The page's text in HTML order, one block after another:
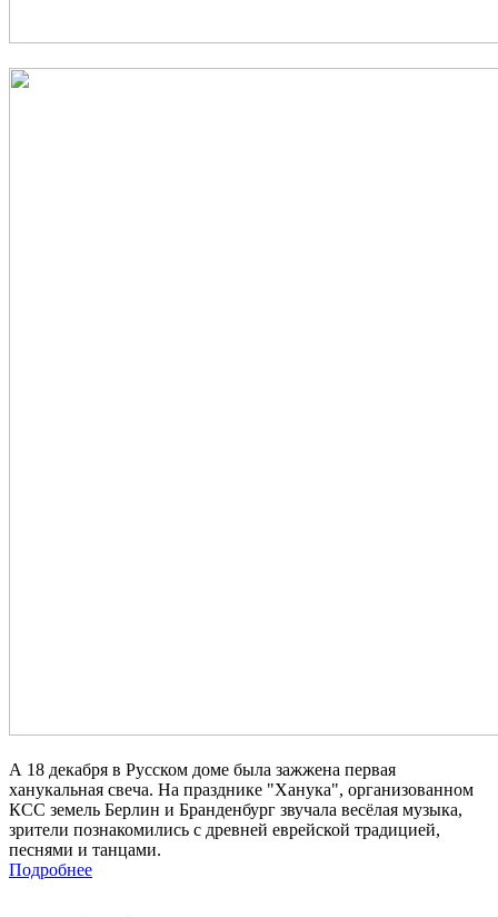
А 18 декабря в Русском доме была зажжена первая
ханукальная свеча. На празднике "Ханука", организованном
КСС земель Берлин и Бранденбург звучала весёлая музыка,
зрители познакомились с древней еврейской традицией,
песнями и танцами.
Подробнее